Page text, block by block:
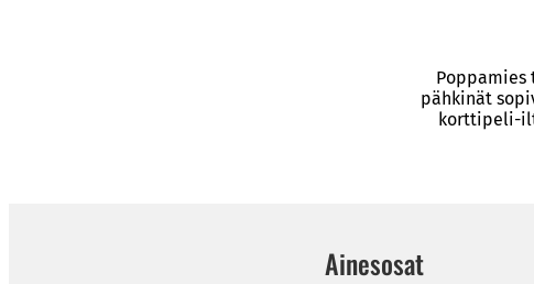
Poppamies
pähkinät
korttipeli-
Ainesosat